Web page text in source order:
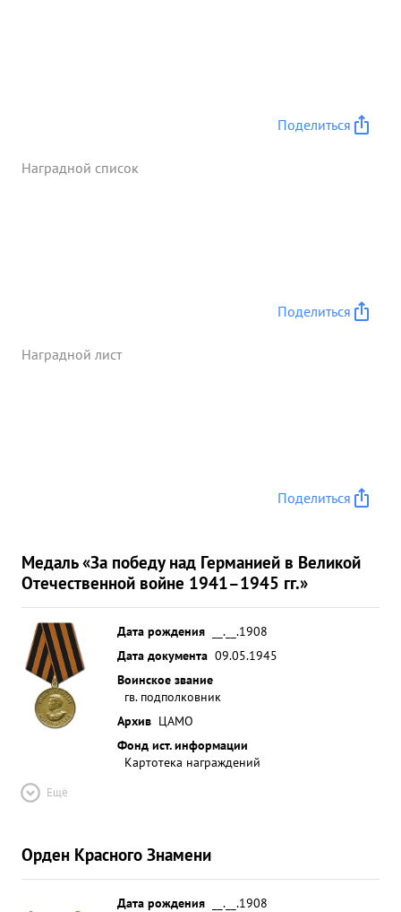
Поделиться
Наградной список
Поделиться
Наградной лист
Поделиться
Медаль «За победу над Германией в Великой
Отечественной войне 1941–1945 гг.»
Дата рождения
__.__.1908
Дата документа 09.05.1945
Воинское звание
гв. подполковник
Архив ЦАМО
Фонд ист. информации
Картотека награждений
Ещё
Орден Красного Знамени
Дата рождения
__.__.1908